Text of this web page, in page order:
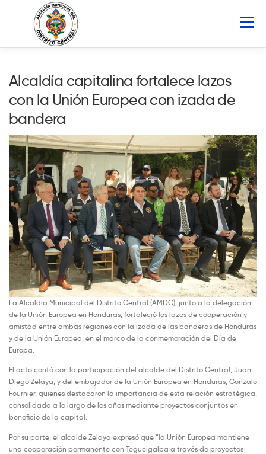
Menú
ATLAS MUNICIPAL
PORTAL DE TRANSPARENCIA
Buscar:
Alcaldía capitalina fortalece lazos
con la Unión Europea con izada de
bandera
La Alcaldía Municipal del Distrito Central (AMDC), junto a la delegación
de la Unión Europea en Honduras, fortaleció los lazos de cooperación y
amistad entre ambas regiones con la izada de las banderas de Honduras
y de la Unión Europea, en el marco de la conmemoración del Día de
Europa.
El acto contó con la participación del alcalde del Distrito Central, Juan
Diego Zelaya, y del embajador de la Unión Europea en Honduras, Gonzalo
Fournier, quienes destacaron la importancia de esta relación estratégica,
consolidada a lo largo de los años mediante proyectos conjuntos en
beneficio de la capital.
Por su parte, el alcalde Zelaya expresó que “la Unión Europea mantiene
una cooperación permanente con Tegucigalpa a través de proyectos